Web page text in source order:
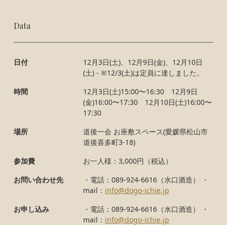
Data
日付
12月3日(土)、12月9日(金)、12月10日
(土) - ※12/3(土)は定員に達しました。
時間
12月3日(土)15:00〜16:30 12月9日
(金)16:00〜17:30 12月10日(土)16:00〜
17:30
場所
道後一会 お座敷スペース(愛媛県松山市
道後喜多町3-18)
参加費
お一人様：3,000円（税込）
お問い合わせ先
・電話：089-924-6616（水口酒造） ・
mail： info@dogo-ichie.jp
お申し込み
・電話：089-924-6616（水口酒造） ・
mail： info@dogo-ichie.jp